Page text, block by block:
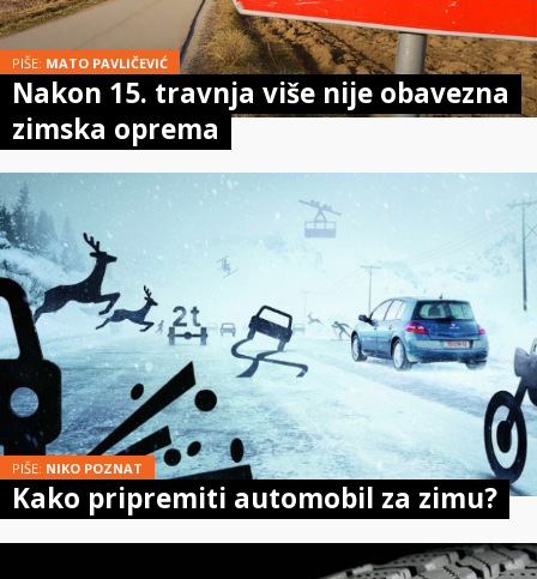
PIŠE: MATO PAVLIČEVIĆ
Nakon 15. travnja više nije obavezna
zimska oprema
PIŠE: NIKO POZNAT
Kako pripremiti automobil za zimu?